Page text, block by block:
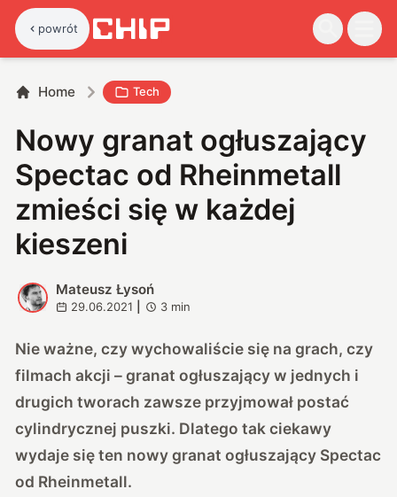
powrót
Home Tech
Nowy granat ogłuszający
Spectac od Rheinmetall
zmieści się w każdej
kieszeni
M
Mateusz Łysoń
29.06.2021 3 min
Nie ważne, czy wychowaliście się na grach, czy
filmach akcji – granat ogłuszający w jednych i
drugich tworach zawsze przyjmował postać
cylindrycznej puszki. Dlatego tak ciekawy
wydaje się ten nowy granat ogłuszający Spectac
od Rheinmetall.